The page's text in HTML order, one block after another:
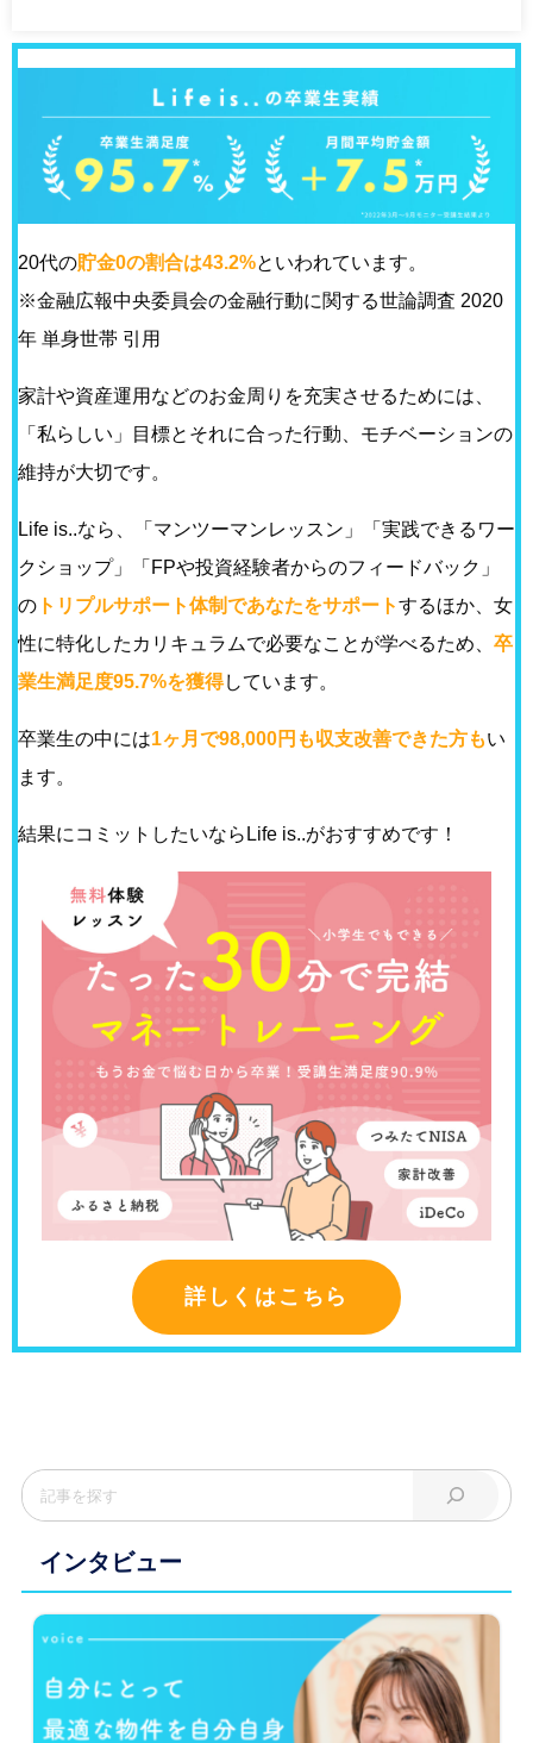
20代の貯金0の割合は43.2%といわれています。
※金融広報中央委員会の金融行動に関する世論調査 2020
年 単身世帯 引用
家計や資産運用などのお金周りを充実させるためには、
「私らしい」目標とそれに合った行動、モチベーションの
維持が大切です。
Life is..なら、「マンツーマンレッスン」「実践できるワー
クショップ」「FPや投資経験者からのフィードバック」
の トリプルサポート体制であなたをサポートするほか、女
性に特化したカリキュラムで必要なことが学べるため、 卒
業生満足度95.7%を獲得しています。
卒業生の中には1ヶ月で98,000円も収支改善できた方もい
ます。
結果にコミットしたいならLife is..がおすすめです！
詳しくはこちら
インタビュー